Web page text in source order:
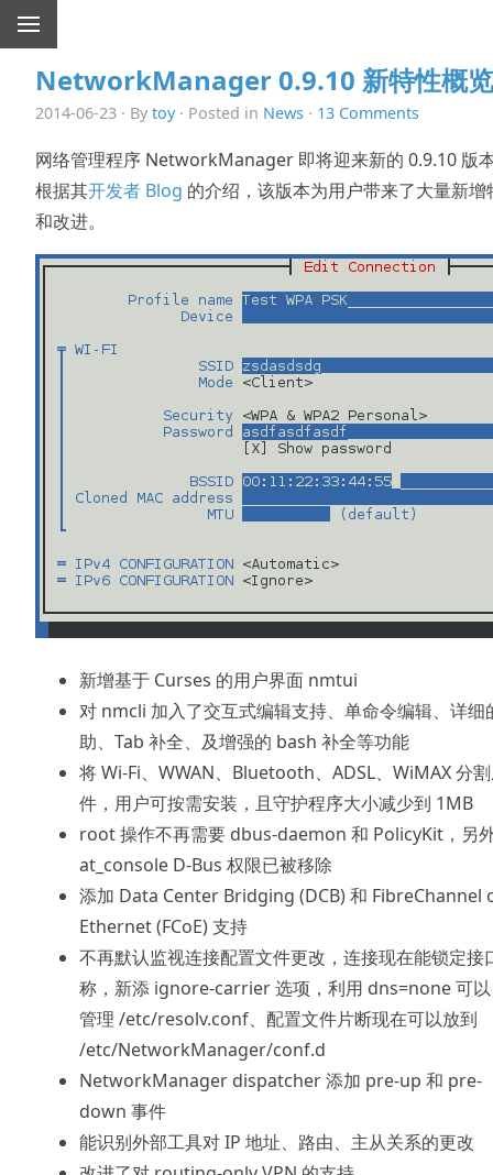
NetworkManager 0.9.10 新特性概览
2014-06-23 · By toy· Posted in News · 13 Comments
网络管理程序 NetworkManager 即将迎来新的 0.9.10 版
根据其开发者 Blog 的介绍，该版本为用户带来了大量新增
和改进。
新增基于 Curses 的用户界面 nmtui
对 nmcli 加入了交互式编辑支持、单命令编辑、详细
助、Tab 补全、及增强的 bash 补全等功能
将 Wi-Fi、WWAN、Bluetooth、ADSL、WiMAX 分
件，用户可按需安装，且守护程序大小减少到 1MB
root 操作不再需要 dbus-daemon 和 PolicyKit，另
at_console D-Bus 权限已被移除
添加 Data Center Bridging (DCB) 和 FibreChannel
Ethernet (FCoE) 支持
不再默认监视连接配置文件更改，连接现在能锁定接
称，新添 ignore-carrier 选项，利用 dns=none 可
管理 /etc/resolv.conf、配置文件片断现在可以放到
/etc/NetworkManager/conf.d
NetworkManager dispatcher 添加 pre-up 和 pre-
down 事件
能识别外部工具对 IP 地址、路由、主从关系的更改